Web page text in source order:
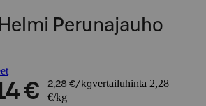
Perunajauho
€ 2,28 €/kgvertailuhinta 2,28
€/kg